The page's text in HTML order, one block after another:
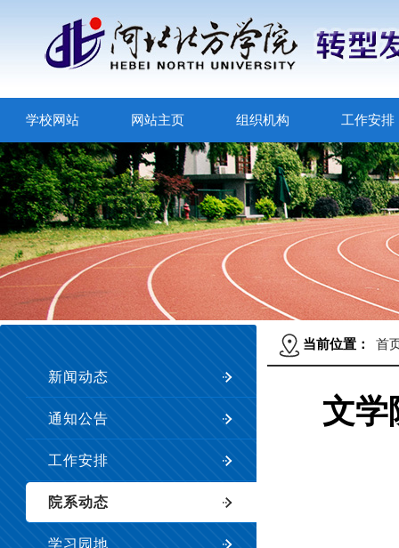
学校网站 网站主页 组织机构 工作安排
新闻动态
通知公告
工作安排
院系动态
学习园地
当前位置： 首
文学